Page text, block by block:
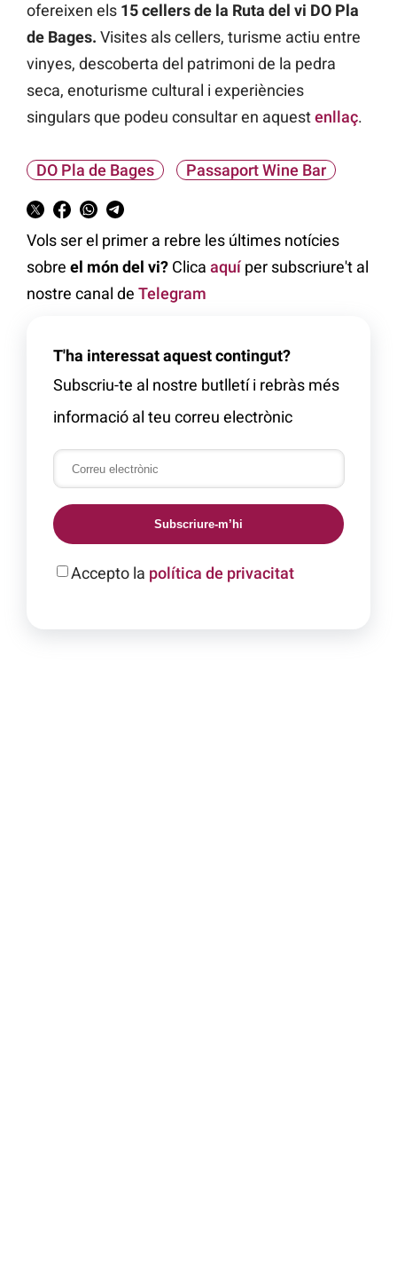
ofereixen els 15 cellers de la Ruta del vi DO Pla
de Bages. Visites als cellers, turisme actiu entre
vinyes, descoberta del patrimoni de la pedra
seca, enoturisme cultural i experiències
singulars que podeu consultar en aquestenllaç.
DO Pla de Bages Passaport Wine Bar
Vols ser el primer a rebre les últimes notícies
sobre el món del vi? Clica aquíper subscriure't al
nostre canal de Telegram
T'ha interessat aquest contingut?
Subscriu-te al nostre butlletí i rebràs més
informació al teu correu electrònic
Subscriure-m’hi
Accepto la política de privacitat